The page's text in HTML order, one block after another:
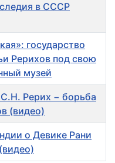
в СССР
государство
Рерихов под свою
музей
Рерих − борьба
(видео)
о Девике Рани